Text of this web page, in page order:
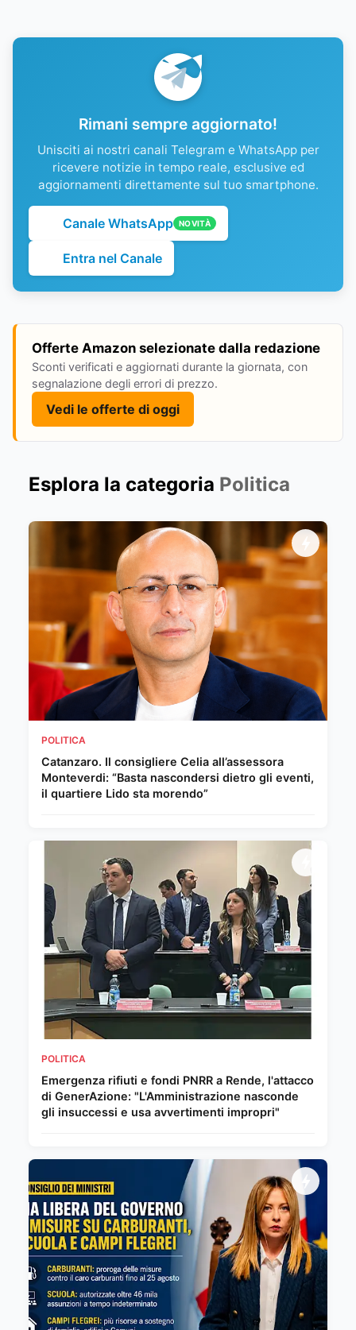
Rimani sempre aggiornato!
Unisciti ai nostri canali Telegram e WhatsApp per
ricevere notizie in tempo reale, esclusive ed
aggiornamenti direttamente sul tuo smartphone.
Canale WhatsApp NOVITÀ
Entra nel Canale
Offerte Amazon selezionate dalla redazione
Sconti verificati e aggiornati durante la giornata, con
segnalazione degli errori di prezzo.
Vedi le offerte di oggi
Esplora la categoria Politica
POLITICA
Catanzaro. Il consigliere Celia all’assessora
Monteverdi: “Basta nascondersi dietro gli eventi,
il quartiere Lido sta morendo”
POLITICA
Emergenza rifiuti e fondi PNRR a Rende, l'attacco
di GenerAzione: "L'Amministrazione nasconde
gli insuccessi e usa avvertimenti impropri"